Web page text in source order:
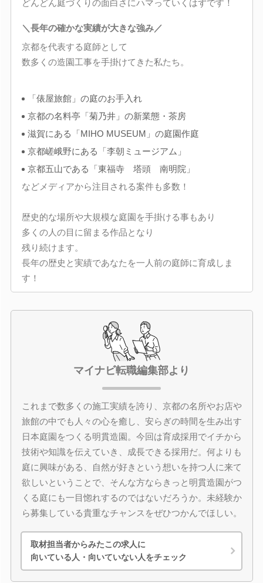
どんどん庭づくりの面白さにハマっていくはずです！
＼長年の確かな実績が大きな強み／
京都を代表する庭師として
数多くの造園工事を手掛けてきた私たち。
「俵屋旅館」の庭のお手入れ
京都の名料亭「菊乃井」の新業態・茶房
滋賀にある「MIHO MUSEUM」の庭園作庭
京都嵯峨野にある「李朝ミュージアム」
京都五山である「東福寺 塔頭 南明院」
などメディアから注目される案件も多数！
歴史的な場所や大規模な庭園を手掛ける事もあり
多くの人の目に留まる作品となり
残り続けます。
長年の歴史と実績であなたを一人前の庭師に育成しま
す！
マイナビ転職編集部より
これまで数多くの施工実績を誇り、京都の名所やお店や
旅館の中でも人々の心を癒し、安らぎの時間を生み出す
日本庭園をつくる明貫造園。今回は育成採用でイチから
技術や知識を伝えていき、成長できる採用だ。何よりも
庭に興味がある、自然が好きという想いを持つ人に来て
欲しいということで、そんな方ならきっと明貫造園がつ
くる庭にも一目惚れするのではないだろうか。未経験か
ら募集している貴重なチャンスをぜひつかんでほしい。
取材担当者からみたこの求人に
向いている人・向いていない人をチェック